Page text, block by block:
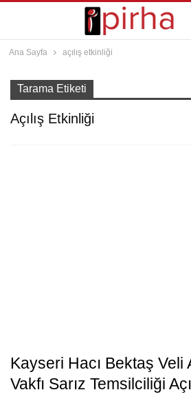
Ana Sayfa açılış etkinliği
Tarama Etiketi
Açılış Etkinliği
Kayseri Hacı Bektaş Veli
Vakfı Sarız Temsilciliği